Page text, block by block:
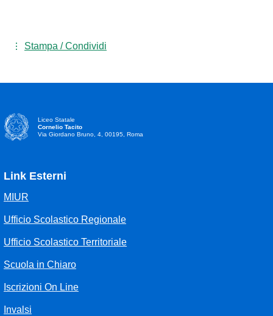
Stampa / Condividi
Liceo Statale
Cornelio Tacito
Via Giordano Bruno, 4, 00195, Roma
Link Esterni
MIUR
Ufficio Scolastico Regionale
Ufficio Scolastico Territoriale
Scuola in Chiaro
Iscrizioni On Line
Invalsi